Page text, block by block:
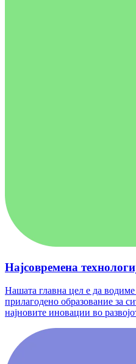
Најсовремена
Нашата главна цел е да
прилагодено образование за
најновите иновации во